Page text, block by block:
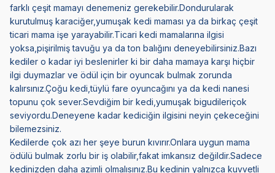
farklı çeşit mamayı denemeniz gerekebilir.Dondurularak
kurutulmuş karaciğer,yumuşak kedi maması ya da birkaç çeşit
ticari mama işe yarayabilir.Ticari kedi mamalarına ilgisi
yoksa,pişirilmiş tavuğu ya da ton balığını deneyebilirsiniz.Bazı
kediler o kadar iyi beslenirler ki bir daha mamaya karşı hiçbir
ilgi duymazlar ve ödül için bir oyuncak bulmak zorunda
kalırsınız.Çoğu kedi,tüylü fare oyuncağını ya da kedi nanesi
topunu çok sever.Sevdiğim bir kedi,yumuşak bigudileriçok
seviyordu.Deneyene kadar kediciğin ilgisini neyin çekeceğini
bilemezsiniz.
Kedilerde çok azı her şeye burun kıvırır.Onlara uygun mama
ödülü bulmak zorlu bir iş olabilir,fakat imkansız değildir.Sadece
kedinizden daha azimli olmalısınız.Bu kedinin yalnızca kuvvetli